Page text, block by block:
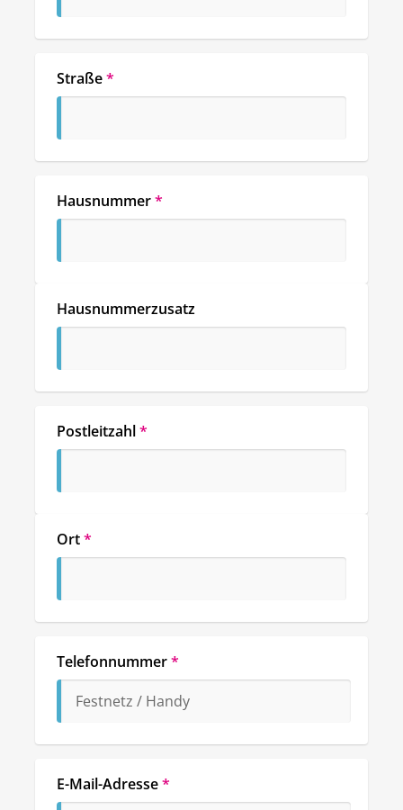
Straße*
Hausnummer*
Hausnummerzusatz
Postleitzahl*
Ort*
Telefonnummer*
E-Mail-Adresse*